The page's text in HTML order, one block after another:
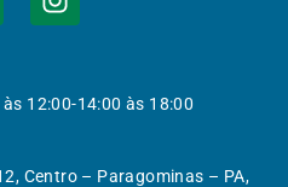
12:00-14:00 às 18:00
Centro – Paragominas – PA,